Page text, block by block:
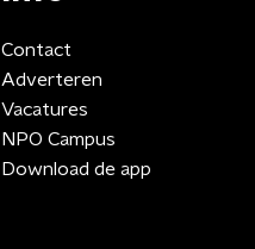
Contact
Adverteren
Vacatures
NPO Campus
Download de app